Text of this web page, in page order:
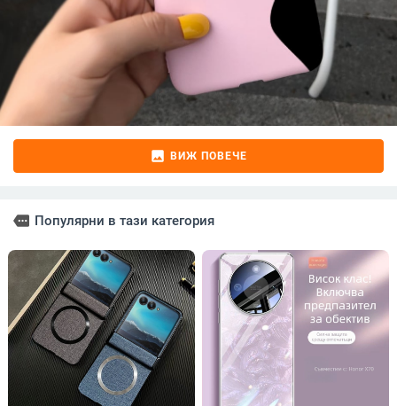
image ВИЖ ПОВЕЧЕ
more Популярни в тази категория